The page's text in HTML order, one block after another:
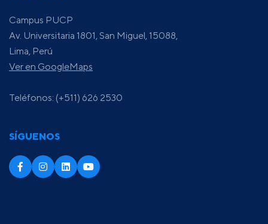
Campus PUCP
Av. Universitaria 1801, San Miguel, 15088,
Lima, Perú
Ver en GoogleMaps
Teléfonos: (+511) 626 2530
SÍGUENOS